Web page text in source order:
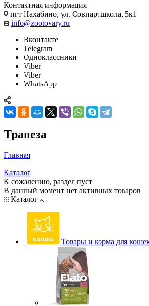
Контактная информация
пгт Нахабино, ул. Совпартшкола, 5к1
info@zootovary.ru
Вконтакте
Telegram
Одноклассники
Viber
Viber
WhatsApp
Трапеза
Главная
—
Каталог
К сожалению, раздел пуст
В данный момент нет активных товаров
Каталог
Товары и корма для